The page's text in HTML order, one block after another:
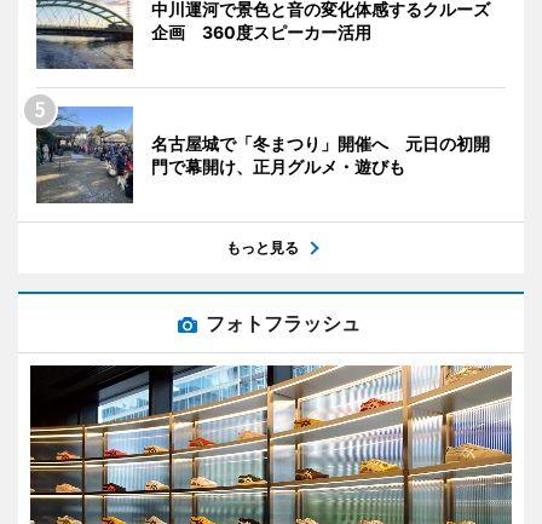
中川運河で景色と音の変化体感するクルーズ
企画 360度スピーカー活用
名古屋城で「冬まつり」開催へ 元日の初開
門で幕開け、正月グルメ・遊びも
もっと見る
フォトフラッシュ